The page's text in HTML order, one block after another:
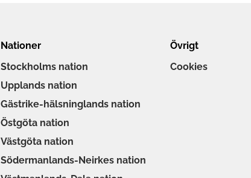
Nationer
Stockholms nation
Upplands nation
Gästrike-hälsninglands nation
Östgöta nation
Västgöta nation
Södermanlands-Neirkes nation
Övrigt
Cookies